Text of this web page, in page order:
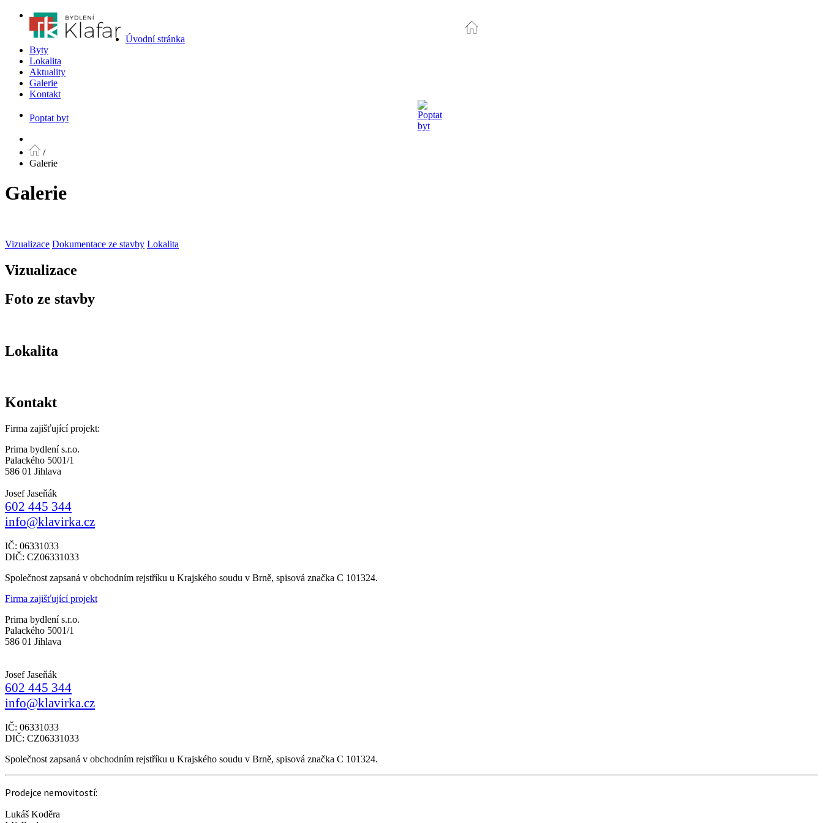
Úvodní stránka
Byty
Lokalita
Aktuality
Galerie
Kontakt
Poptat byt
/
Galerie
Galerie
Vizualizace Dokumentace ze stavby Lokalita
Vizualizace
Foto ze stavby
Lokalita
Kontakt
Firma zajišťující projekt:
Prima bydlení s.r.o.
Palackého 5001/1
586 01 Jihlava
Josef Jaseňák
602 445 344
info@klavirka.cz
IČ: 06331033
DIČ: CZ06331033
Společnost zapsaná v obchodním rejstříku u Krajského soudu v Brně, spisová značka C 101324.
Firma zajišťující projekt
Prima bydlení s.r.o.
Palackého 5001/1
586 01 Jihlava
Josef Jaseňák
602 445 344
info@klavirka.cz
IČ: 06331033
DIČ: CZ06331033
Společnost zapsaná v obchodním rejstříku u Krajského soudu v Brně, spisová značka C 101324.
Prodejce nemovitostí:
Lukáš Koděra